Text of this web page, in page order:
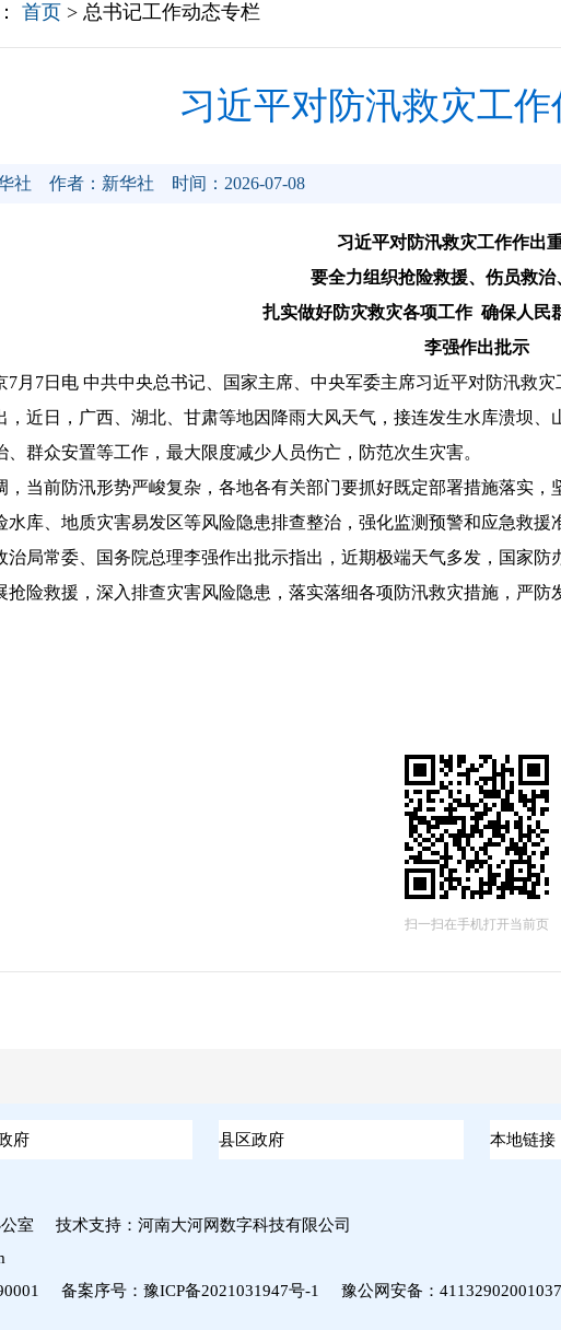
首页 > 总书记工作动态专栏
习近平对防汛救灾工
社 作者：新华社 时间：2026-07-08
习近平对防汛救灾工作作出
要全力组织抢险救援、伤员救治
扎实做好防灾救灾各项工作 确保人民
李强作出批示
7月7日电 中共中央总书记、国家主席、中央军委主席习近平对防汛救灾
，近日，广西、湖北、甘肃等地因降雨大风天气，接连发生水库溃坝
、群众安置等工作，最大限度减少人员伤亡，防范次生灾害。
，当前防汛形势严峻复杂，各地各有关部门要抓好既定部署措施落实
水库、地质灾害易发区等风险隐患排查整治，强化监测预警和应急救
治局常委、国务院总理李强作出批示指出，近期极端天气多发，国家
抢险救援，深入排查灾害风险隐患，落实落细各项防汛救灾措施，严防
扫一扫在手机打开当前页
室 技术支持：河南大河网数字科技有限公司
备案序号： 豫ICP备2021031947号-1 豫公网安备：